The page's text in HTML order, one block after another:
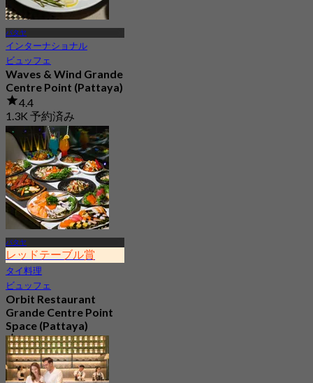
パタヤ
インターナショナル
ビュッフェ
Waves & Wind Grande
Centre Point (Pattaya)
4.4
1.3K 予約済み
から
฿ 700
パタヤ
レッドテーブル賞
タイ料理
ビュッフェ
Orbit Restaurant
Grande Centre Point
Space (Pattaya)
4.8
21.8K 予約済み
から฿ 1,290